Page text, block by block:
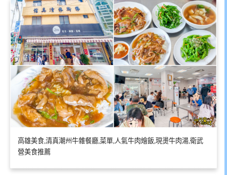
高雄美食,清真潮州牛雜餐廳,菜單,人氣牛肉燴飯,現燙牛肉湯,衛武
營美食推薦